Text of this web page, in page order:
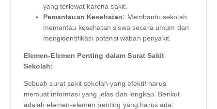
yang terlewat karena sakit.
Pemantauan Kesehatan: Membantu sekolah
memantau kesehatan siswa secara umum dan
mengidentifikasi potensi wabah penyakit.
Elemen-Elemen Penting dalam Surat Sakit
Sekolah:
Sebuah surat sakit sekolah yang efektif harus
memuat informasi yang jelas dan lengkap. Berikut
adalah elemen-elemen penting yang harus ada: